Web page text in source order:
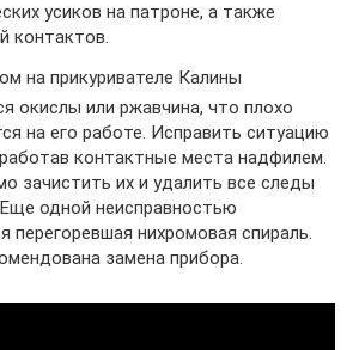
усиков на патроне, а также
контактов.
на прикуривателе Калины
окислы или ржавчина, что плохо
на его работе. Исправить ситуацию
контактные места надфилем.
зачистить их и удалить все следы
одной неисправностью
перегоревшая нихромовая спираль.
замена прибора.